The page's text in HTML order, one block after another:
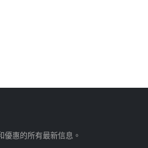
優惠的所有最新信息。